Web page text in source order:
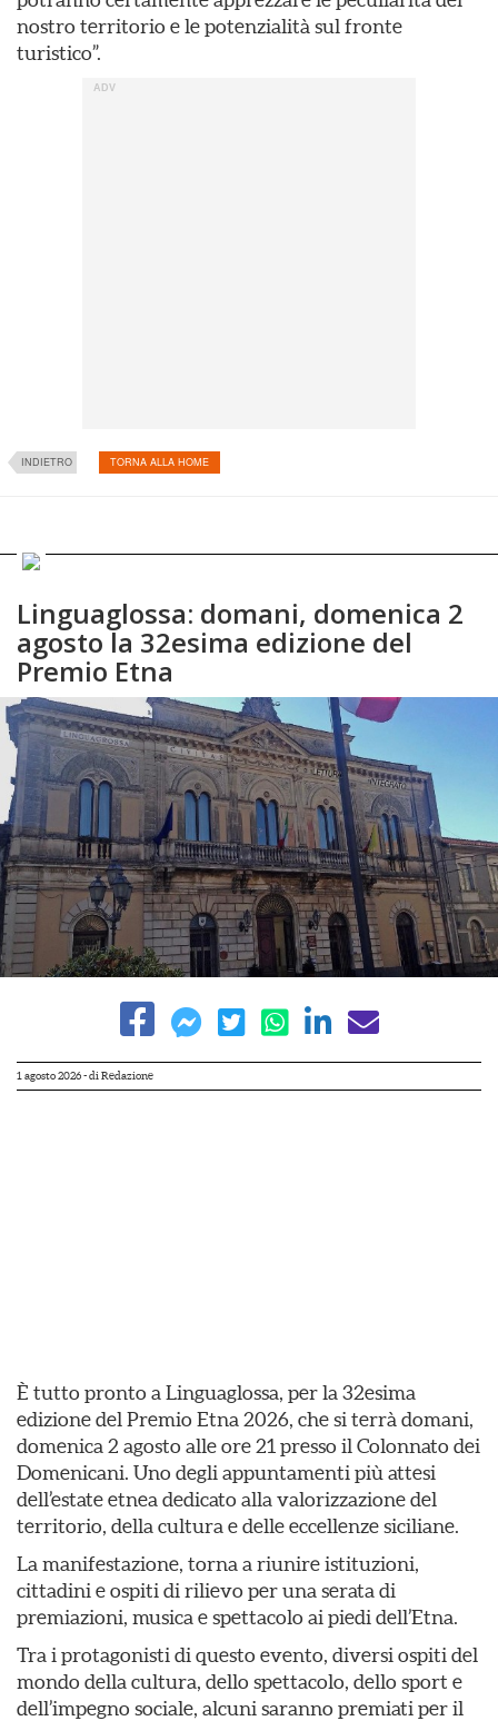
nostro territorio e le potenzialità sul fronte
turistico”.
INDIETRO TORNA ALLA HOME
Linguaglossa: domani, domenica 2
agosto la 32esima edizione del
Premio Etna
1 agosto 2026- di Redazione
È tutto pronto a Linguaglossa, per la 32esima
edizione del Premio Etna 2026, che si terrà domani,
domenica 2 agosto alle ore 21 presso il Colonnato dei
Domenicani. Uno degli appuntamenti più attesi
dell’estate etnea dedicato alla valorizzazione del
territorio, della cultura e delle eccellenze siciliane.
La manifestazione, torna a riunire istituzioni,
cittadini e ospiti di rilievo per una serata di
premiazioni, musica e spettacolo ai piedi dell’Etna.
Tra i protagonisti di questo evento, diversi ospiti del
mondo della cultura, dello spettacolo, dello sport e
dell’impegno sociale, alcuni saranno premiati per il